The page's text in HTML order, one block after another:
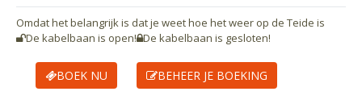
Omdat het belangrijk is dat je weet hoe het weer op de Teide is
De kabelbaan is open!
BOEK NU
De kabelbaan is gesloten!
BEHEER JE BOEKING